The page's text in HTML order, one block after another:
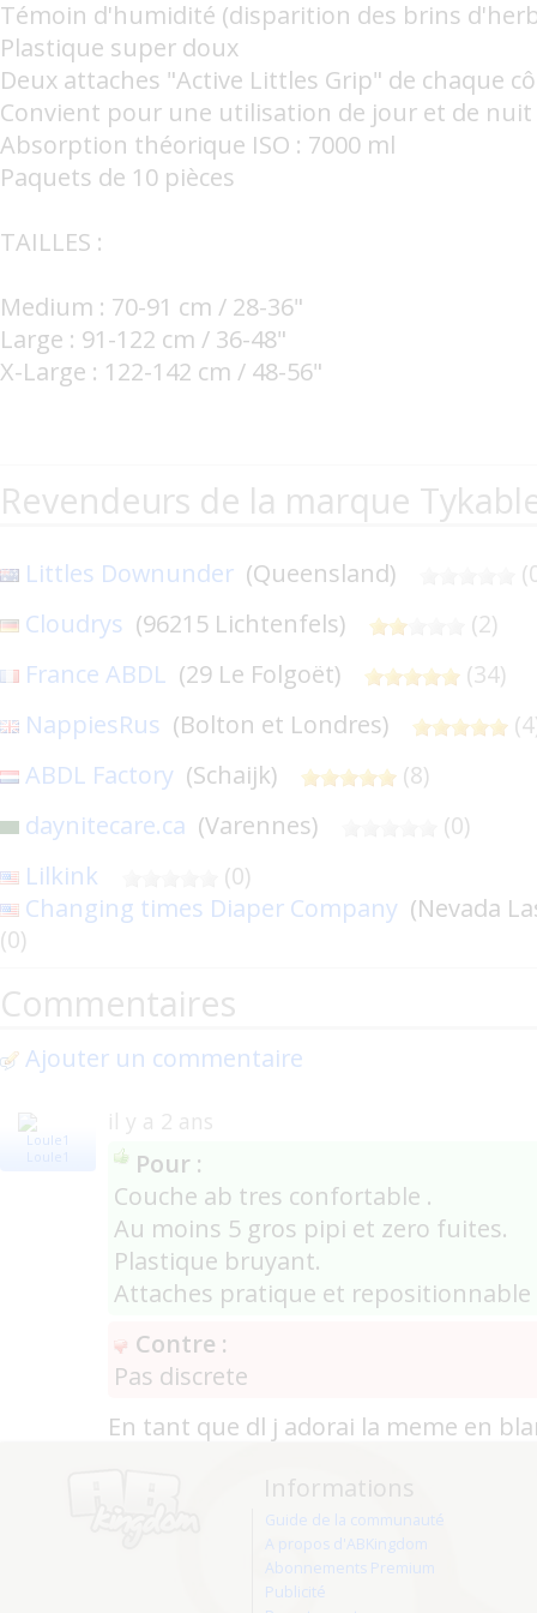
Témoin d'humidité (disparition des brins
Plastique super doux
Deux attaches "Active Littles Grip" de chaque
Convient pour une utilisation de jour et de nuit
Absorption théorique ISO : 7000 ml
Paquets de 10 pièces
TAILLES :
Medium : 70-91 cm / 28-36"
Large : 91-122 cm / 36-48"
X-Large : 122-142 cm / 48-56"
Revendeurs de la marque
Littles Downunder (Queensland)
Cloudrys (96215 Lichtenfels) (2)
France ABDL (29 Le Folgoët) (34)
NappiesRus (Bolton et Londres)
ABDL Factory (Schaijk) (8)
daynitecare.ca (Varennes) (0)
Lilkink (0)
Changing times Diaper Company (Nevada
(0)
Commentaires
Ajouter un commentaire
Loule1
il y a 2 ans
Pour :
Couche ab tres confortable .
Au moins 5 gros pipi et zero fuites.
Plastique bruyant.
Attaches pratique et repositionnable
Contre :
Pas discrete
En tant que dl j adorai la meme en
Informations
Guide de la communauté
A propos d'ABKingdom
Abonnements Premium
Publicité